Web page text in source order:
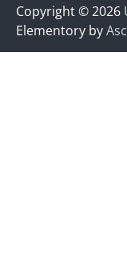
Copyright © 2026
Elementory by